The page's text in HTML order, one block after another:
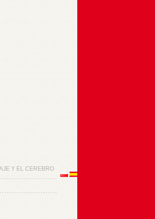
Y EL CEREBRO